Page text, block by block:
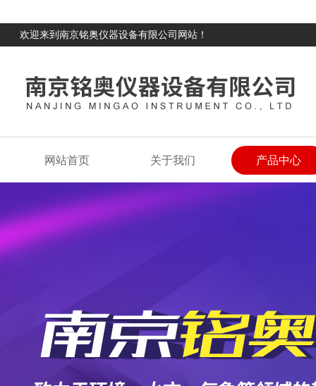
欢迎来到南京铭奥仪器设备有限公司网站！
网站首页 关于我们 产品中心